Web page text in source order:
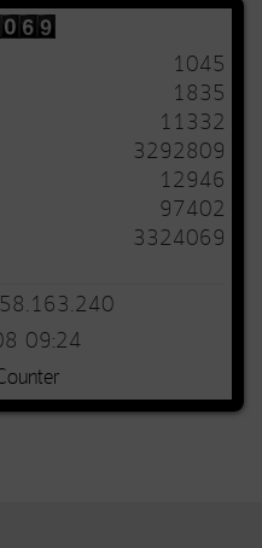
1045
1835
11332
3292809
12946
97402
3324069
09:24